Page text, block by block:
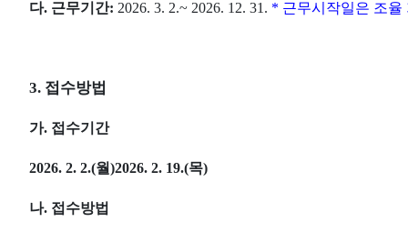
다. 근무기간: 2026. 3. 2.~ 2026. 12. 31. * 근무시작일은 조율
3. 접수방법
가. 접수기간
2026. 2. 2.(월)2026. 2. 19.(목)
나. 접수방법